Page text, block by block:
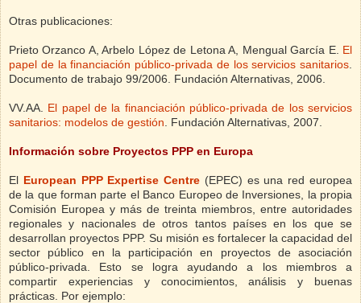
Otras publicaciones:
Prieto Orzanco A, Arbelo López de Letona A, Mengual García E. El
papel de la financiación público-privada de los servicios sanitarios
Documento de trabajo 99/2006. Fundación Alternativas, 2006.
VV.AA. El papel de la financiación público-privada de los servicios
sanitarios: modelos de gestión . Fundación Alternativas, 2007.
Información sobre Proyectos PPP en Europa
El European PPP Expertise Centre (EPEC) es una red europea
de la que forman parte el Banco Europeo de Inversiones, la propia
Comisión Europea y más de treinta miembros, entre autoridades
regionales y nacionales de otros tantos países en los que se
desarrollan proyectos PPP. Su misión es fortalecer la capacidad del
sector público en la participación en proyectos de asociación
público-privada. Esto se logra ayudando a los miembros a
compartir experiencias y conocimientos, análisis y buenas
prácticas. Por ejemplo: